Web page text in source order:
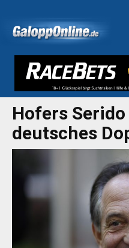
Hofers
deutsches